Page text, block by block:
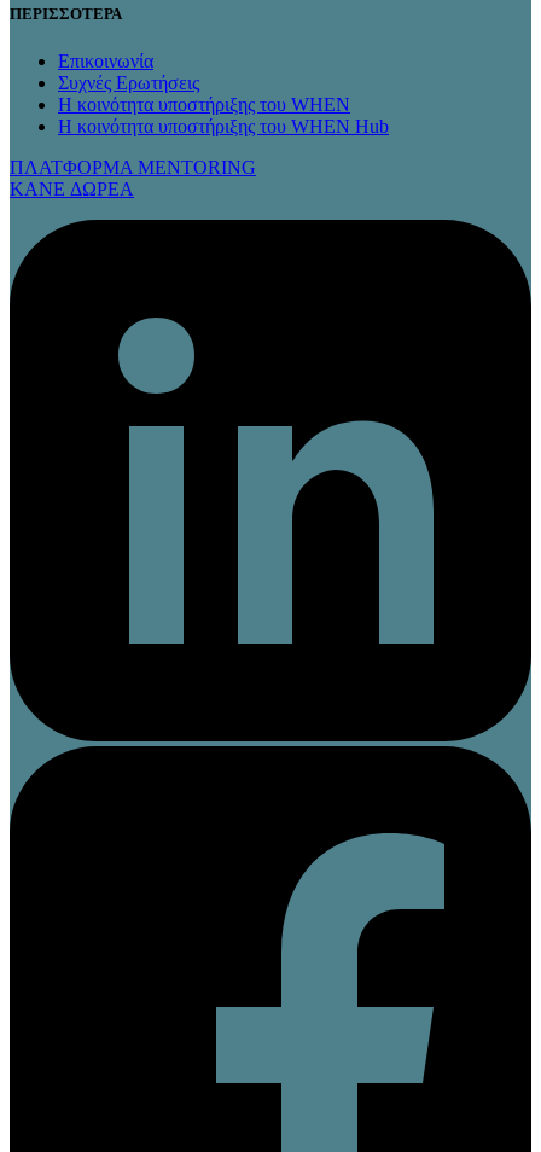
ΠΕΡΙΣΣΟΤΕΡΑ
Επικοινωνία
Συχνές Ερωτήσεις
Η κοινότητα υποστήριξης του WHEN
Η κοινότητα υποστήριξης του WHEN Hub
ΠΛΑΤΦΟΡΜΑ MENTORING
KANE ΔΩΡΕΑ